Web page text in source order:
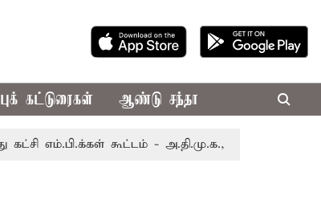
கட்டுரைகள் ஆண்டு சந்தா
கூட்டம் - அ.தி.மு.க., தி.மு.க. புறக்கணிப்பு